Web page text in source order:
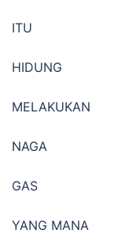
ITU
HIDUNG
MELAKUKAN
NAGA
GAS
YANG MANA